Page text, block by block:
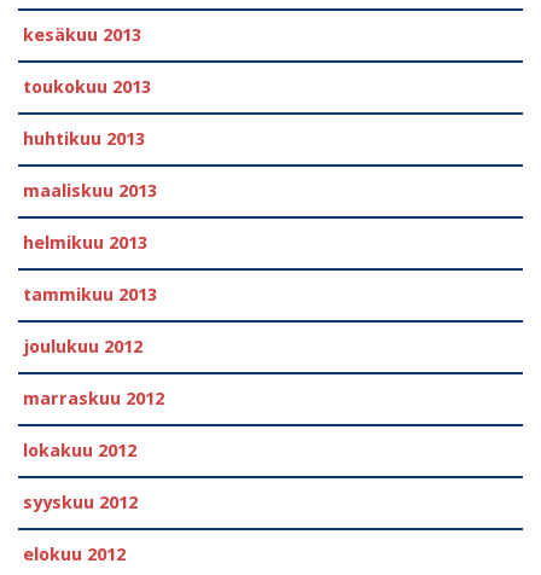
kesäkuu 2013
toukokuu 2013
huhtikuu 2013
maaliskuu 2013
helmikuu 2013
tammikuu 2013
joulukuu 2012
marraskuu 2012
lokakuu 2012
syyskuu 2012
elokuu 2012